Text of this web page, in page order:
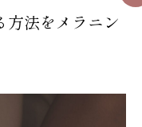
方法をメラニン